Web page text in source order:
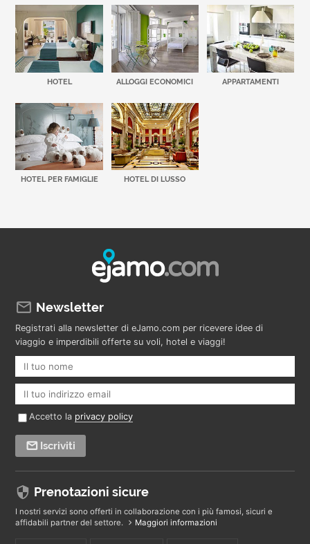
HOTEL ALLOGGI ECONOMICI APPARTAMENTI
HOTEL PER FAMIGLIE HOTEL DI LUSSO
Newsletter
Registrati alla newsletter di eJamo.com per ricevere idee di
viaggio e imperdibili offerte su voli, hotel e viaggi!
Accetto la privacy policy
Iscriviti
Prenotazioni sicure
I nostri servizi sono offerti in collaborazione con i più famosi, sicuri e
affidabili partner del settore.
Maggiori informazioni